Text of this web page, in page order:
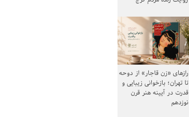
رازهای «زن قاجار» از دوحه
تا تهران؛ بازخوانی زیبایی و
قدرت در آیینه هنر قرن
نوزدهم